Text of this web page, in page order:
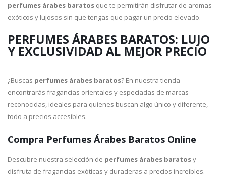
perfumes árabes baratos que te permitirán disfrutar de aromas
exóticos y lujosos sin que tengas que pagar un precio elevado.
PERFUMES ÁRABES BARATOS: LUJO
Y EXCLUSIVIDAD AL MEJOR PRECIO
¿Buscas perfumes árabes baratos? En nuestra tienda
encontrarás fragancias orientales y especiadas de marcas
reconocidas, ideales para quienes buscan algo único y diferente,
todo a precios accesibles.
Compra Perfumes Árabes Baratos Online
Descubre nuestra selección de perfumes árabes baratosy
disfruta de fragancias exóticas y duraderas a precios increíbles.